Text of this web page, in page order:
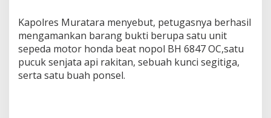
Kapolres Muratara menyebut, petugasnya berhasil
mengamankan barang bukti berupa satu unit
sepeda motor honda beat nopol BH 6847 OC,satu
pucuk senjata api rakitan, sebuah kunci segitiga,
serta satu buah ponsel.